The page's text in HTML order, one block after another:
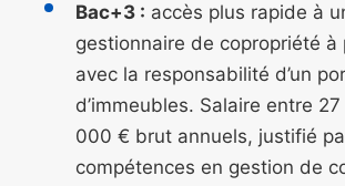
Bac+3 : accès plus rapide à
gestionnaire de copropriété à
avec la responsabilité d’un
d’immeubles. Salaire entre
000 € brut annuels, justifié
compétences en gestion de